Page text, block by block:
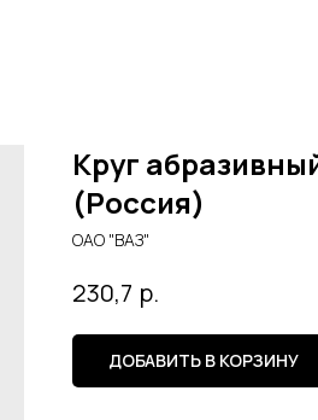
Круг
(Россия)
ОАО "ВАЗ"
230,7 р.
ДОБАВИТЬ В КОРЗИНУ